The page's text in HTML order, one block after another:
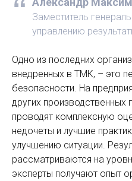
Заместитель
управлению
Одно из последних
внедренных в ТМК, – это
безопасности. На
других
проводят комплексную
недочеты и лучшие
улучшению ситуации.
рассматриваются на
эксперты получают опыт